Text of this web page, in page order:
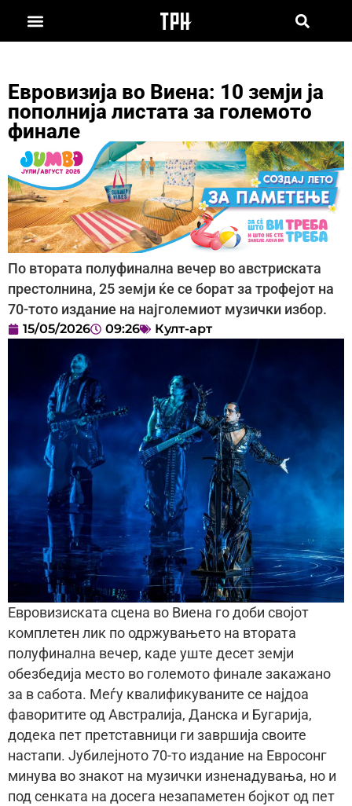
Евровизија во Виена: 10 земји ја
пополнија листата за големото
финале
По втората полуфинална вечер во австриската
престолнина, 25 земји ќе се борат за трофејот на
70-тото издание на најголемиот музички избор.
15/05/2026 09:26 Култ-арт
Евровизиската сцена во Виена го доби својот
комплетен лик по одржувањето на втората
полуфинална вечер, каде уште десет земји
обезбедија место во големото финале закажано
за в сабота. Меѓу квалификуваните се најдоа
фаворитите од Австралија, Данска и Бугарија,
додека пет претставници ги завршија своите
настапи. Јубилејното 70-то издание на Евросонг
минува во знакот на музички изненадувања, но и
под сенката на досега незапаметен бојкот од пет